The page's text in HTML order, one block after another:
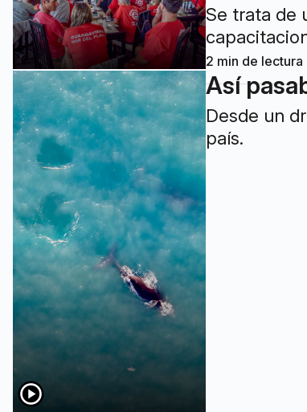
Se trata de
2 min de lectura
Así
Desde un
país.